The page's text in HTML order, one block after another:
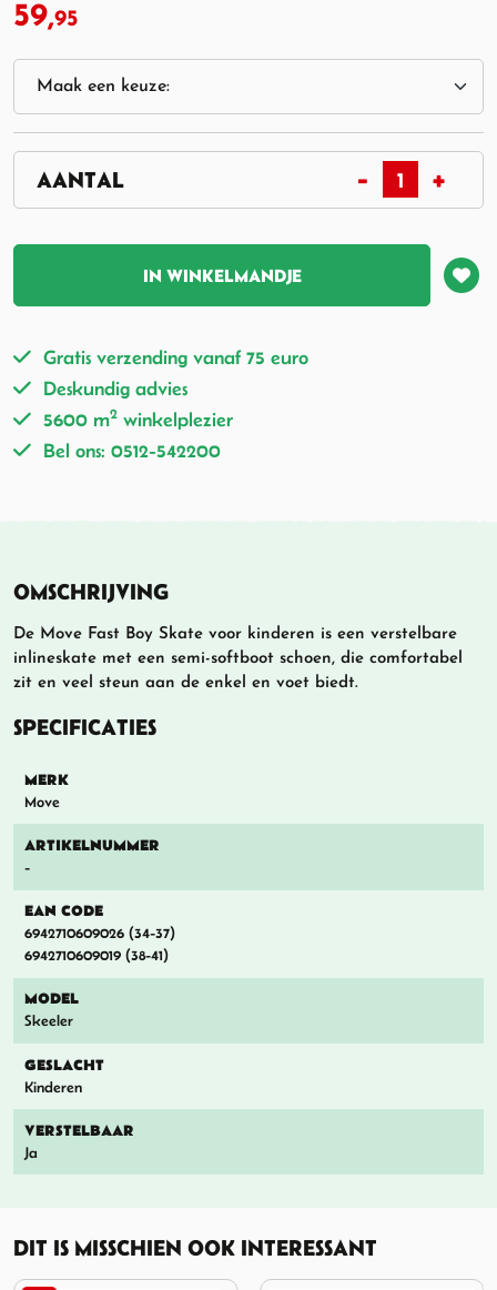
59,95
IN WINKELMANDJE
Gratis verzending vanaf 75 euro
Deskundig advies
5600 m2 winkelplezier
Bel ons: 0512-542200
OMSCHRIJVING
De Move Fast Boy Skate voor kinderen is een verstelbare
inlineskate met een semi-softboot schoen, die comfortabel
zit en veel steun aan de enkel en voet biedt.
SPECIFICATIES
MERK
Move
ARTIKELNUMMER
-
EAN CODE
6942710609026 (34-37)
6942710609019 (38-41)
MODEL
Skeeler
GESLACHT
Kinderen
VERSTELBAAR
Ja
DIT IS MISSCHIEN OOK INTERESSANT